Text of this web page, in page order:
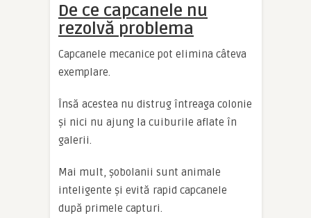
De ce capcanele nu
rezolvă problema
Capcanele mecanice pot elimina câteva
exemplare.
Însă acestea nu distrug întreaga colonie
și nici nu ajung la cuiburile aflate în
galerii.
Mai mult, șobolanii sunt animale
inteligente și evită rapid capcanele
după primele capturi.